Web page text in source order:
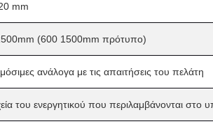
mm
(600 1500mm πρότυπο)
ανάλογα με τις απαιτήσεις του πελάτη
του ενεργητικού που περιλαμβάνονται στο